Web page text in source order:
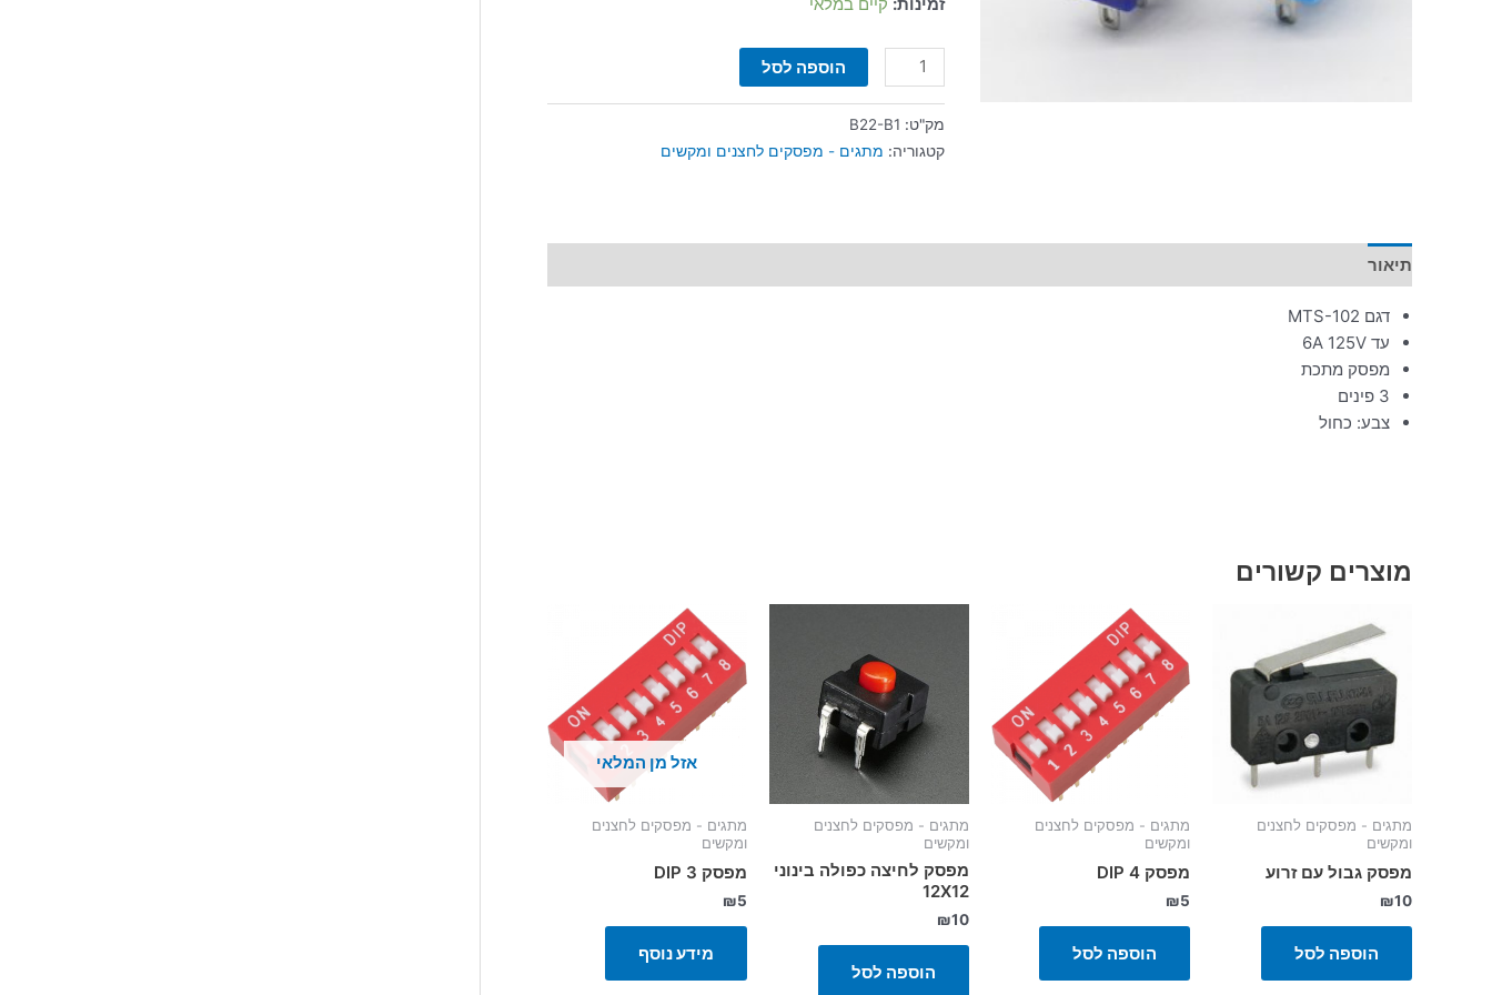
הוספה לסל
מק"ט: B22-B1
קטגוריה: מתגים - מפסקים לחצנים ומקשים
תיאור
דגם MTS-102
עד 6A 125V
מפסק מתכת
3 פינים
צבע: כחול
מוצרים קשורים
מתגים - מפסקים לחצנים
ומקשים
מפסק גבול עם זרוע
₪10
הוספה לסל
מתגים - מפסקים לחצנים
ומקשים
מפסק 4 DIP
₪5
הוספה לסל
מתגים - מפסקים לחצנים
ומקשים
מפסק לחיצה כפולה בינוני
12X12
₪10
הוספה לסל
אזל מן המלאי
מתגים - מפסקים לחצנים
ומקשים
מפסק 3 DIP
₪5
מידע נוסף